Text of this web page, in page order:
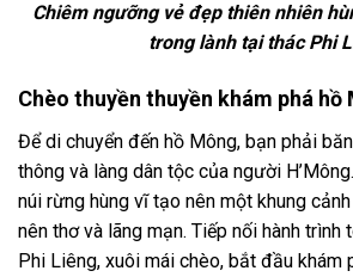
Chiêm ngưỡng vẻ đẹp thiên nhiên
trong lành tại thác Phi
Chèo thuyền thuyền khám phá hồ
Để di chuyển đến hồ Mông, bạn phải
thông và làng dân tộc của người
núi rừng hùng vĩ tạo nên một khung
nên thơ và lãng mạn. Tiếp nối hành trình
Phi Liêng, xuôi mái chèo, bắt đầu khám